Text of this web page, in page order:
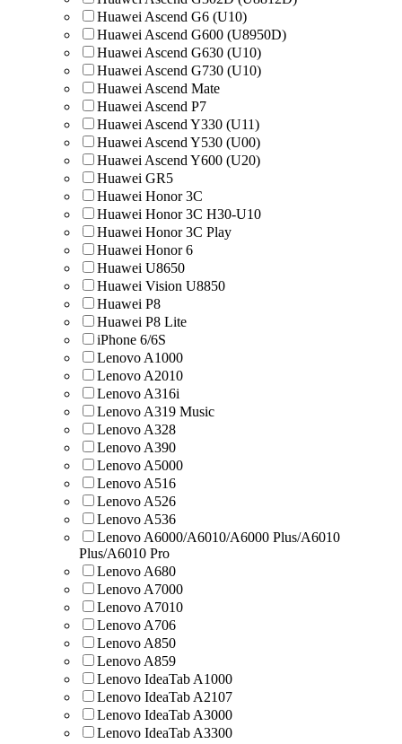
Huawei Ascend G6 (U10)
Huawei Ascend G600 (U8950D)
Huawei Ascend G630 (U10)
Huawei Ascend G730 (U10)
Huawei Ascend Mate
Huawei Ascend P7
Huawei Ascend Y330 (U11)
Huawei Ascend Y530 (U00)
Huawei Ascend Y600 (U20)
Huawei GR5
Huawei Honor 3C
Huawei Honor 3C H30-U10
Huawei Honor 3C Play
Huawei Honor 6
Huawei U8650
Huawei Vision U8850
Huawei Р8
Huawei Р8 Lite
iPhone 6/6S
Lenovo A1000
Lenovo A2010
Lenovo A316i
Lenovo A319 Music
Lenovo A328
Lenovo A390
Lenovo A5000
Lenovo A516
Lenovo A526
Lenovo A536
Lenovo A6000/A6010/A6000 Plus/A6010
Plus/A6010 Pro
Lenovo A680
Lenovo A7000
Lenovo A7010
Lenovo A706
Lenovo A850
Lenovo A859
Lenovo IdeaTab A1000
Lenovo IdeaTab A2107
Lenovo IdeaTab A3000
Lenovo IdeaTab A3300